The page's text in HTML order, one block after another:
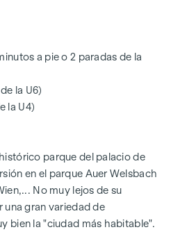
a pie o 2 paradas de la
la U6)
la U4)
parque del palacio de
en el parque Auer Welsbach
No muy lejos de su
una gran variedad de
bien la "ciudad más habitable".